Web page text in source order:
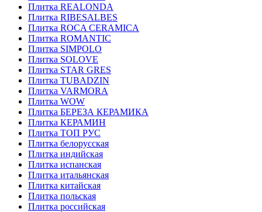
Плитка REALONDA
Плитка RIBESALBES
Плитка ROCA CERAMICA
Плитка ROMANTIC
Плитка SIMPOLO
Плитка SOLOVE
Плитка STAR GRES
Плитка TUBADZIN
Плитка VARMORA
Плитка WOW
Плитка БЕРЕЗА КЕРАМИКА
Плитка КЕРАМИН
Плитка ТОП РУС
Плитка белорусская
Плитка индийская
Плитка испанская
Плитка итальянская
Плитка китайская
Плитка польская
Плитка российская